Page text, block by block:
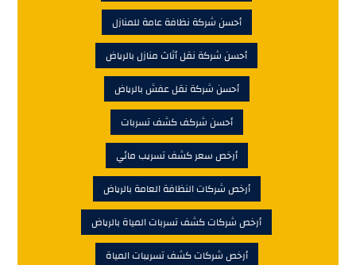
أحسن شركة نظافة عامة للمنازل
أحسن شركة نقل أثاث منازل بالرياض
أحسن شركة نقل عفش بالرياض
أحسن شركف كشف تسربات
أرخص سعر كشف تسريب مائي
أرخص شركات النظافة العامة بالرياض
أرخص شركات كشف تسربات المياة بالرياض
أرخص شركات كشف تسريبات المياة